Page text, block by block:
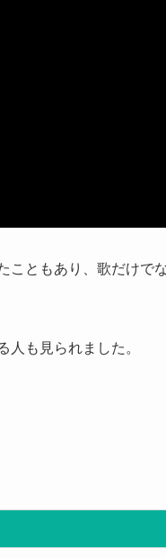
こともあり、歌だけで
も見られました。